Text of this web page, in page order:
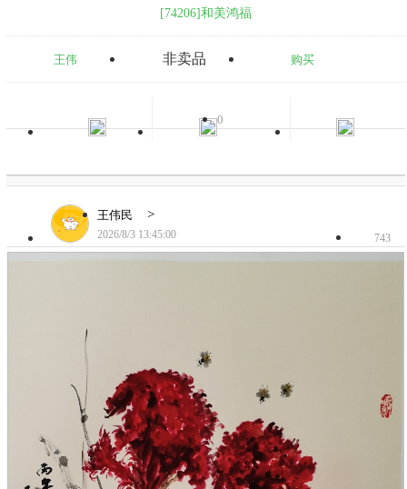
[74206]和美鸿福
王伟 非卖品 购买
0
王伟民 >
2026/8/3 13:45:00 743